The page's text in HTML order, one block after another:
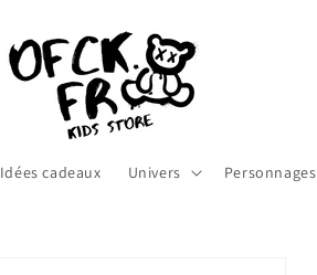
Idées cadeaux Univers Personnages